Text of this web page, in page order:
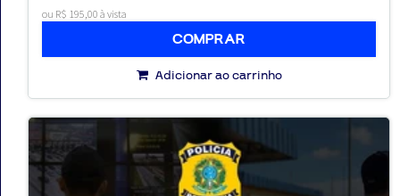
VIVO
GRATUITAS!
ou R$ 195,00 à vista
COMPRAR
Adicionar ao carrinho